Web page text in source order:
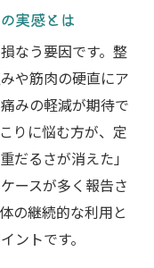
実感とは
なう要因です。整
や筋肉の硬直にア
みの軽減が期待で
りに悩む方が、定
だるさが消えた」
ースが多く報告さ
の継続的な利用と
ントです。